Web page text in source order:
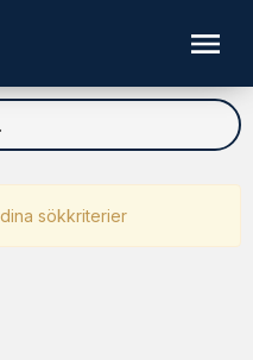
sökkriterier